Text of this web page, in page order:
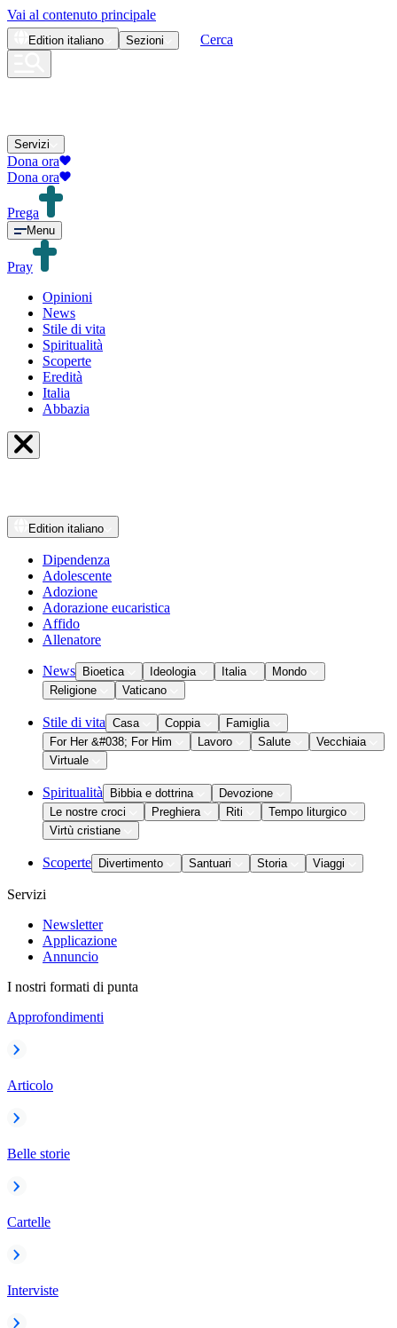
Vai al contenuto principale
Edition italiano Sezioni Cerca
Servizi
Dona ora
Dona ora
Prega
Menu
Pray
Opinioni
News
Stile di vita
Spiritualità
Scoperte
Eredità
Italia
Abbazia
Edition italiano
Dipendenza
Adolescente
Adozione
Adorazione eucaristica
Affido
Allenatore
News Bioetica Ideologia Italia
Mondo
Religione
Vaticano
Stile di vita Casa Coppia
Famiglia
For Her &#038; For Him
Lavoro Salute
Vecchiaia
Virtuale
Spiritualità Bibbia e dottrina
Devozione
Le nostre croci
Preghiera Riti
Tempo liturgico
Virtù cristiane
Scoperte Divertimento Santuari Storia Viaggi
Servizi
Newsletter
Applicazione
Annuncio
I nostri formati di punta
Approfondimenti
Articolo
Belle storie
Cartelle
Interviste